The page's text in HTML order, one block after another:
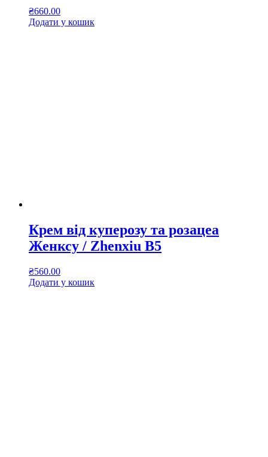
₴660.00
Додати у кошик
Крем від куперозу та розацеа
Женксу / Zhenxiu B5
₴560.00
Додати у кошик